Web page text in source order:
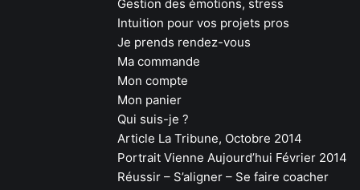
Gestion des émotions, stress
Intuition pour vos projets pros
Je prends rendez-vous
Ma commande
Mon compte
Mon panier
Qui suis-je ?
Article La Tribune, Octobre 2014
Portrait Vienne Aujourd’hui Février 2014
Réussir – S’aligner – Se faire coacher